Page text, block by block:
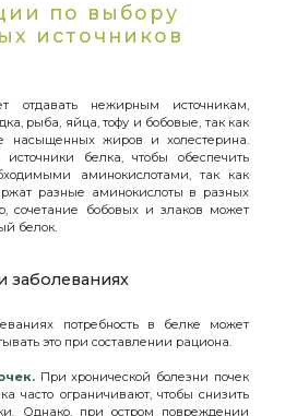
по выбору
источников
отдавать нежирным источникам,
рыба, яйца, тофу и бобовые, так как
насыщенных жиров и холестерина.
источники белка, чтобы обеспечить
аминокислотами, так как
разные аминокислоты в разных
сочетание бобовых и злаков может
белок.
заболеваниях
потребность в белке может
это при составлении рациона.
При хронической болезни почек
часто ограничивают, чтобы снизить
Однако, при остром повреждении